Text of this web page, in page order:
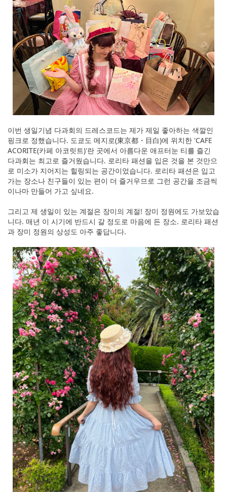
이번 생일기념 다과회의 드레스코드는 제가 제일 좋아하는 색깔인
핑크로 정했습니다. 도쿄도 메지로(東京都・目白)에 위치한 'CAFE
ACORITE(카페 아코릿트)'란 곳에서 아름다운 애프터눈 티를 즐긴
다과회는 최고로 즐거웠습니다. 로리타 패션을 입은 것을 본 것만으
로 미소가 지어지는 힐링되는 공간이었습니다. 로리타 패션은 입고
가는 장소나 친구들이 있는 편이 더 즐거우므로 그런 공간을 조금씩
이나마 만들어 가고 싶네요.
그리고 제 생일이 있는 계절은 장미의 계절! 장미 정원에도 가보았습
니다. 매년 이 시기에 반드시 갈 정도로 마음에 든 장소. 로리타 패션
과 장미 정원의 상성도 아주 좋답니다.